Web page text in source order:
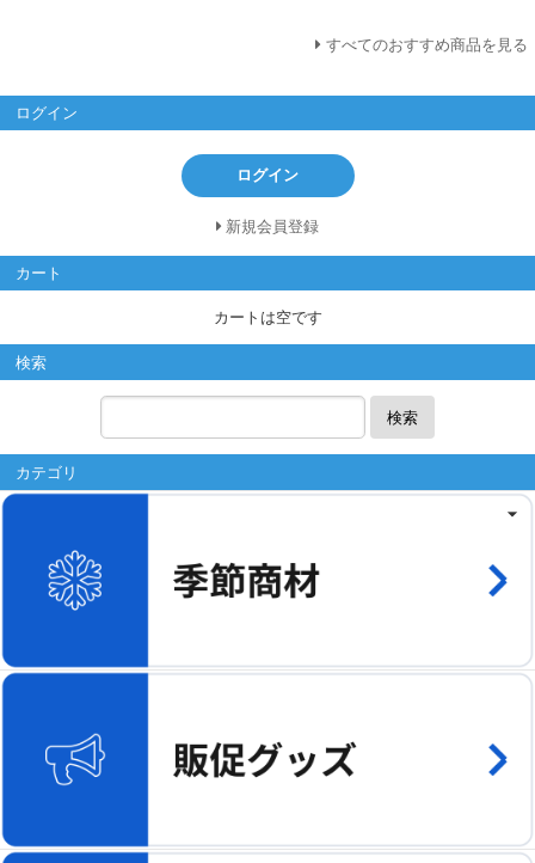
すべてのおすすめ商品を見る
ログイン
ログイン
新規会員登録
カート
カートは空です
検索
検索
カテゴリ